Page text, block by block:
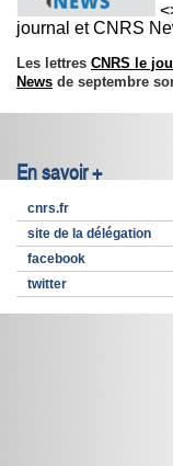
journal et CNRS
Les lettres CNRS le
News de septembre
En savoir +
cnrs.fr
site de la délégation
facebook
twitter